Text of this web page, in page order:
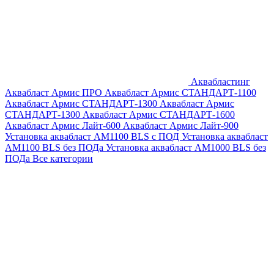
Аквабластинг
Аквабласт Армис ПРО Аквабласт Армис СТАНДАРТ-1100
Аквабласт Армис СТАНДАРТ-1300 Аквабласт Армис
СТАНДАРТ-1300 Аквабласт Армис СТАНДАРТ-1600
Аквабласт Армис Лайт-600 Аквабласт Армис Лайт-900
Установка аквабласт AM1100 BLS с ПОД Установка аквабласт
AM1100 BLS без ПОДа Установка аквабласт AM1000 BLS без
ПОДа Все категории